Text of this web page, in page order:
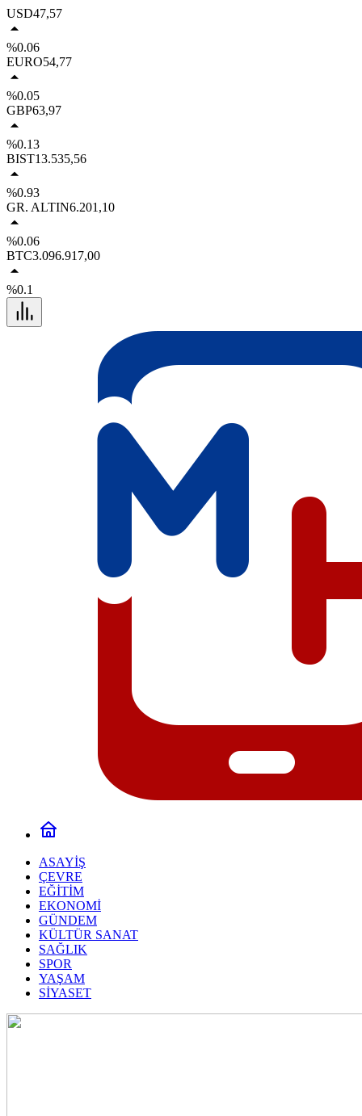
USD47,57
%0.06
EURO54,77
%0.05
GBP63,97
%0.13
BIST13.535,56
%0.93
GR. ALTIN6.201,10
%0.06
BTC3.096.917,00
%0.1
ASAYİŞ
ÇEVRE
EĞİTİM
EKONOMİ
GÜNDEM
KÜLTÜR SANAT
SAĞLIK
SPOR
YAŞAM
SİYASET